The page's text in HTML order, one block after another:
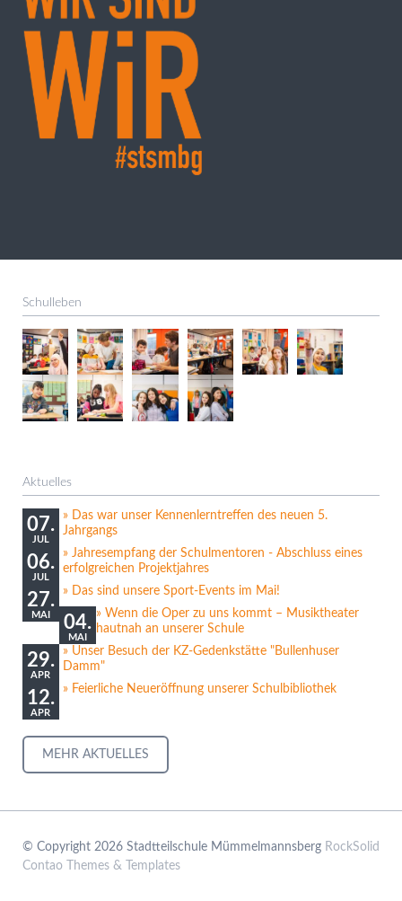
Schulleben
Aktuelles
07.
JUL
Das war unser Kennenlerntreffen des neuen 5.
Jahrgangs
06.
JUL
Jahresempfang der Schulmentoren - Abschluss eines
erfolgreichen Projektjahres
27.
MAI
Das sind unsere Sport-Events im Mai!
04.
MAI
Wenn die Oper zu uns kommt – Musiktheater
hautnah an unserer Schule
29.
APR
Unser Besuch der KZ-Gedenkstätte "Bullenhuser
Damm"
12.
APR
Feierliche Neueröffnung unserer Schulbibliothek
MEHR AKTUELLES
© Copyright 2026 Stadtteilschule Mümmelmannsberg RockSolid
Contao Themes & Templates